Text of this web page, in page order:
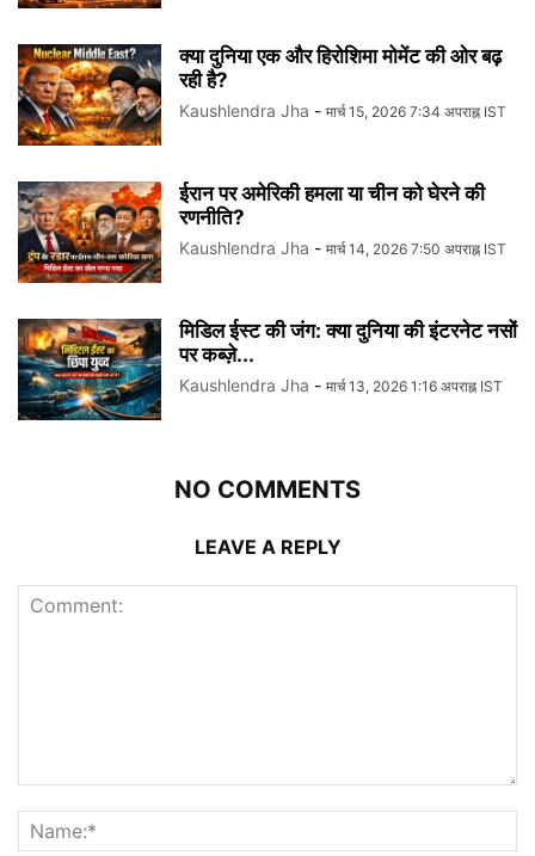
क्या दुनिया एक और हिरोशिमा मोमेंट की ओर बढ़
रही है?
Kaushlendra Jha - मार्च 15, 2026 7:34 अपराह्न IST
ईरान पर अमेरिकी हमला या चीन को घेरने की
रणनीति?
Kaushlendra Jha - मार्च 14, 2026 7:50 अपराह्न IST
मिडिल ईस्ट की जंग: क्या दुनिया की इंटरनेट नसों
पर कब्ज़े...
Kaushlendra Jha - मार्च 13, 2026 1:16 अपराह्न IST
NO COMMENTS
LEAVE A REPLY